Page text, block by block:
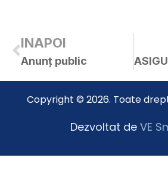
INAPOI
Anunț public
Copyright © 2026. Toate
Dezvoltat de VE